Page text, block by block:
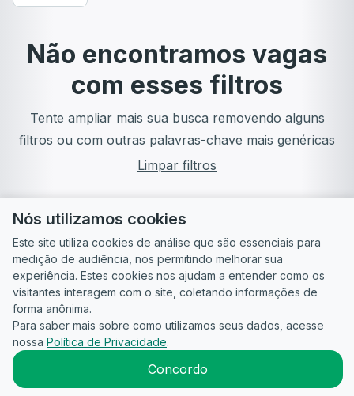
Não encontramos vagas
com esses filtros
Tente ampliar mais sua busca removendo alguns
filtros ou com outras palavras-chave mais genéricas
Limpar filtros
Guia do
Candidato
Para
empresas
Política de
Privacidade
Termos
2026CandidataAI
Nós utilizamos cookies
Este site utiliza cookies de análise que são essenciais para
medição de audiência, nos permitindo melhorar sua
experiência. Estes cookies nos ajudam a entender como os
visitantes interagem com o site, coletando informações de
forma anônima.
Para saber mais sobre como utilizamos seus dados, acesse
nossa Política de Privacidade.
Concordo